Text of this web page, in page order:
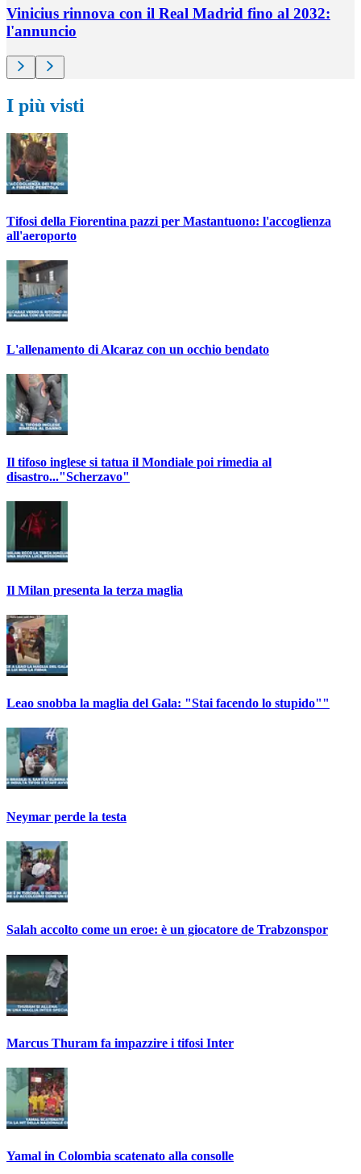
Vinicius rinnova con il Real Madrid fino al 2032:
l'annuncio
I più visti
Tifosi della Fiorentina pazzi per Mastantuono: l'accoglienza
all'aeroporto
L'allenamento di Alcaraz con un occhio bendato
Il tifoso inglese si tatua il Mondiale poi rimedia al
disastro..."Scherzavo"
Il Milan presenta la terza maglia
Leao snobba la maglia del Gala: "Stai facendo lo stupido""
Neymar perde la testa
Salah accolto come un eroe: è un giocatore de Trabzonspor
Marcus Thuram fa impazzire i tifosi Inter
Yamal in Colombia scatenato alla consolle